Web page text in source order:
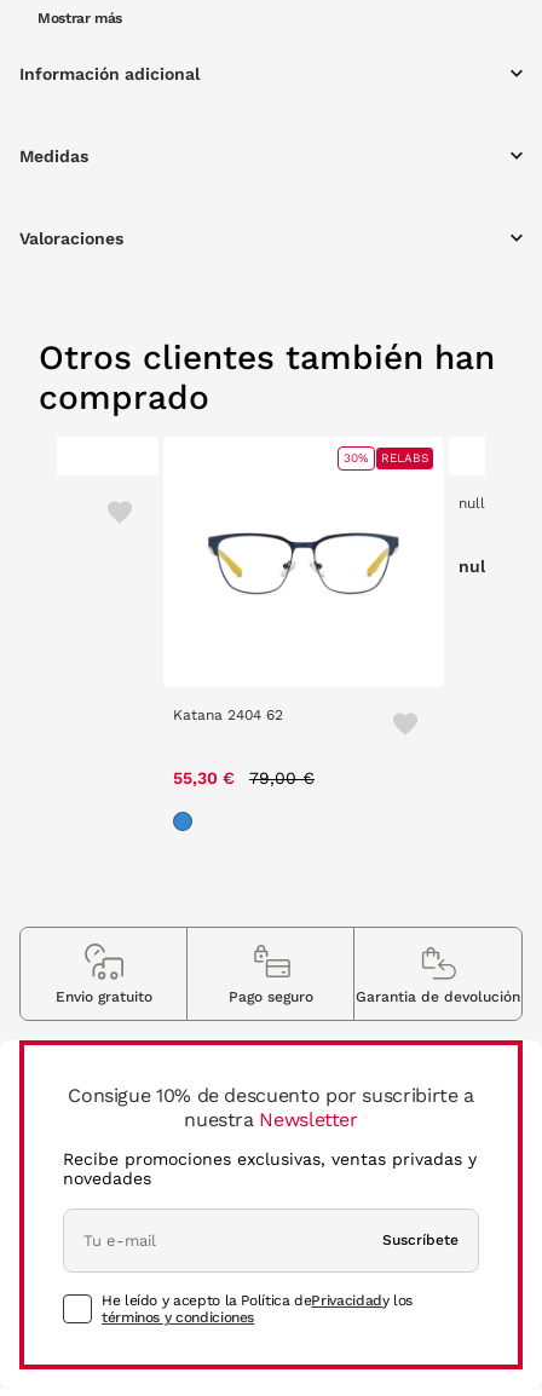
Montura de metal en color negro.
Mostrar más
Información adicional
Medidas
Valoraciones
Otros clientes también han
comprado
Katana 2404 62
55,30 € 79,00 €
30% RELABS
null
null
Consigue 10% de descuento por suscribirte a
nuestra Newsletter
Recibe promociones exclusivas, ventas privadas y
novedades
Suscríbete
He leído y acepto la Política dePrivacidady los
términos y condiciones
Envio gratuito Pago seguro Garantia de devolución